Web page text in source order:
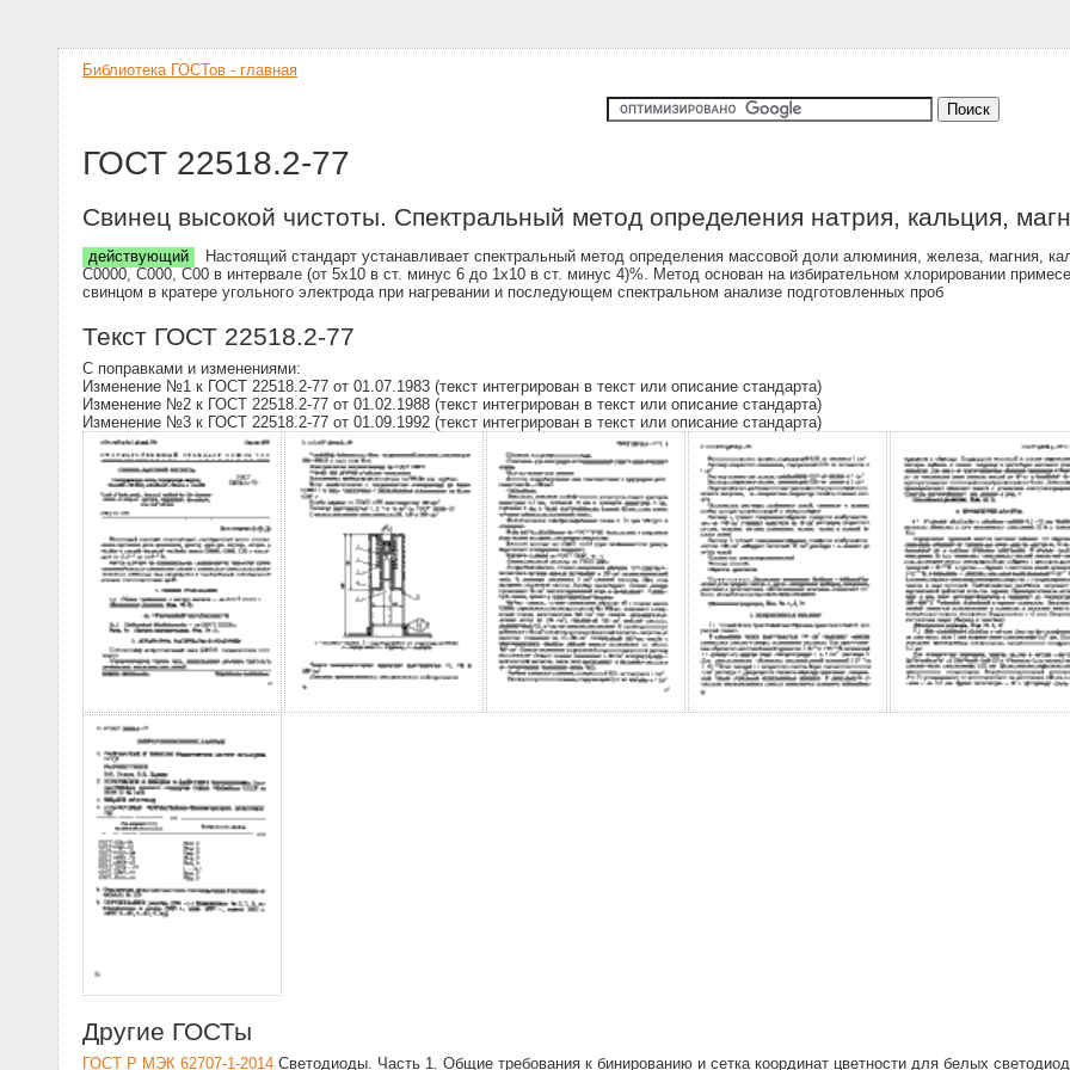
Библиотека ГОСТов - главная
ГОСТ 22518.2-77
Свинец высокой чистоты. Спектральный метод определения натрия, кальция,
действующий
Настоящий стандарт устанавливает спектральный метод определения массовой доли алюминия, железа, магния,
С0000, С000, С00 в интервале (от 5х10 в ст. минус 6 до 1х10 в ст. минус 4)%. Метод основан на избирательном хлорировании
свинцом в кратере угольного электрода при нагревании и последующем спектральном анализе подготовленных проб
Текст ГОСТ 22518.2-77
С поправками и изменениями:
Изменение №1 к ГОСТ 22518.2-77 от 01.07.1983 (текст интегрирован в текст или описание стандарта)
Изменение №2 к ГОСТ 22518.2-77 от 01.02.1988 (текст интегрирован в текст или описание стандарта)
Изменение №3 к ГОСТ 22518.2-77 от 01.09.1992 (текст интегрирован в текст или описание стандарта)
Другие ГОСТы
ГОСТ Р МЭК 62707-1-2014 Светодиоды. Часть 1. Общие требования к бинированию и сетка координат цветности для белых